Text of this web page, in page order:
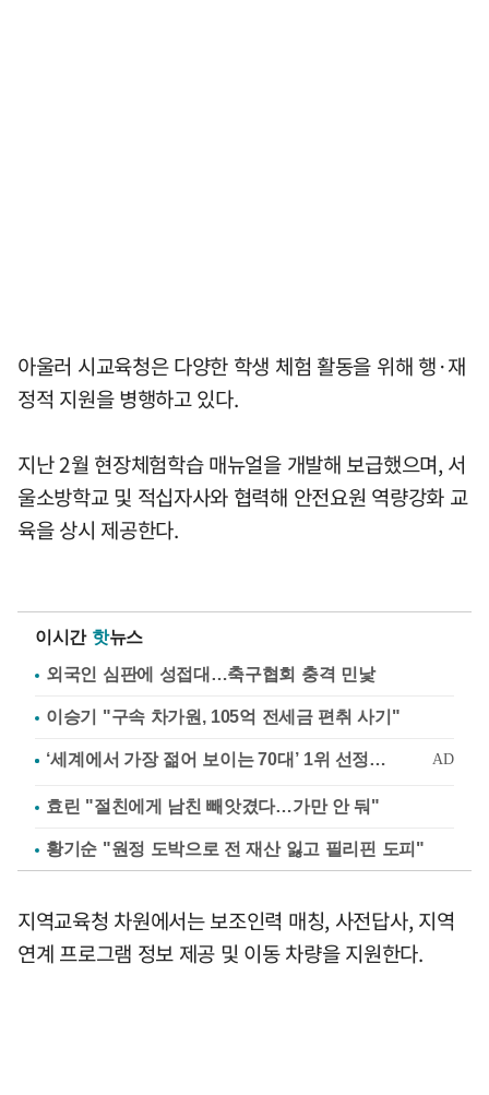
아울러 시교육청은 다양한 학생 체험 활동을 위해 행·재
정적 지원을 병행하고 있다.
지난 2월 현장체험학습 매뉴얼을 개발해 보급했으며, 서
울소방학교 및 적십자사와 협력해 안전요원 역량강화 교
육을 상시 제공한다.
이시간 핫뉴스
외국인 심판에 성접대…축구협회 충격 민낯
이승기 "구속 차가원, 105억 전세금 편취 사기"
효린 "절친에게 남친 빼앗겼다…가만 안 둬"
황기순 "원정 도박으로 전 재산 잃고 필리핀 도피"
지역교육청 차원에서는 보조인력 매칭, 사전답사, 지역
연계 프로그램 정보 제공 및 이동 차량을 지원한다.